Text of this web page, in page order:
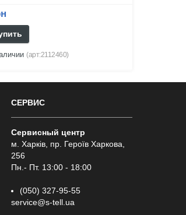
(арт:2112460)
СЕРВИС
Сервисный центр
м. Харків, пр. Героїв Харкова,
256
Пн.- Пт. 13:00 - 18:00
(050) 327-95-55
service@s-tell.ua